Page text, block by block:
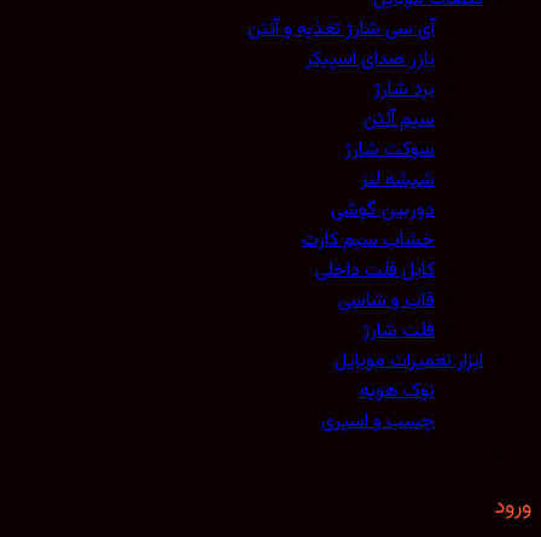
آی سی شارژ تغذیه و آنتن
بازر صدای اسپیکر
برد شارژ
سیم آنتن
سوکت شارژ
شیشه لنز
دوربین گوشی
خشاب سیم کارت
کابل فلت داخلی
قاب و شاسی
فلت شارژ
ابزار تعمیرات موبایل
نوک هویه
چسب و اسپری